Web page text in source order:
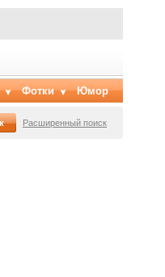
Фотки Юмор
Расширенный поиск